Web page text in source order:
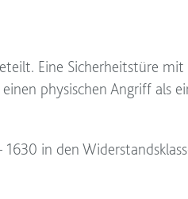
Eine Sicherheitstüre mit
physischen Angriff als
in den